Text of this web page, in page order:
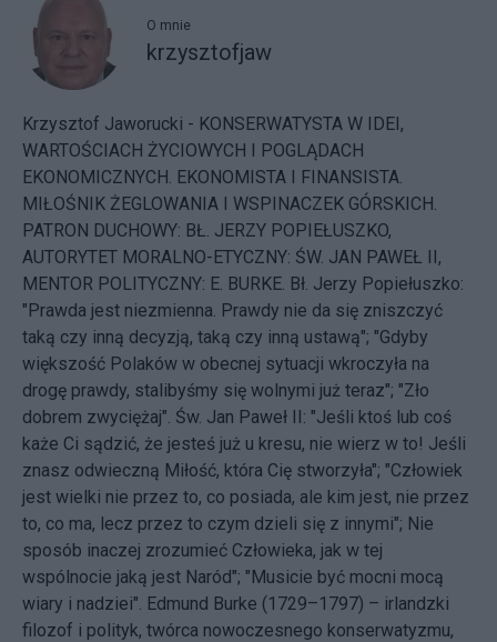
O mnie
krzysztofjaw
Krzysztof Jaworucki - KONSERWATYSTA W IDEI,
WARTOŚCIACH ŻYCIOWYCH I POGLĄDACH
EKONOMICZNYCH. EKONOMISTA I FINANSISTA.
MIŁOŚNIK ŻEGLOWANIA I WSPINACZEK GÓRSKICH.
PATRON DUCHOWY: BŁ. JERZY POPIEŁUSZKO,
AUTORYTET MORALNO-ETYCZNY: ŚW. JAN PAWEŁ II,
MENTOR POLITYCZNY: E. BURKE. Bł. Jerzy Popiełuszko:
"Prawda jest niezmienna. Prawdy nie da się zniszczyć
taką czy inną decyzją, taką czy inną ustawą"; "Gdyby
większość Polaków w obecnej sytuacji wkroczyła na
drogę prawdy, stalibyśmy się wolnymi już teraz"; "Zło
dobrem zwyciężaj". Św. Jan Paweł II: "Jeśli ktoś lub coś
każe Ci sądzić, że jesteś już u kresu, nie wierz w to! Jeśli
znasz odwieczną Miłość, która Cię stworzyła"; "Człowiek
jest wielki nie przez to, co posiada, ale kim jest, nie przez
to, co ma, lecz przez to czym dzieli się z innymi"; Nie
sposób inaczej zrozumieć Człowieka, jak w tej
wspólnocie jaką jest Naród"; "Musicie być mocni mocą
wiary i nadziei". Edmund Burke (1729–1797) – irlandzki
filozof i polityk, twórca nowoczesnego konserwatyzmu,